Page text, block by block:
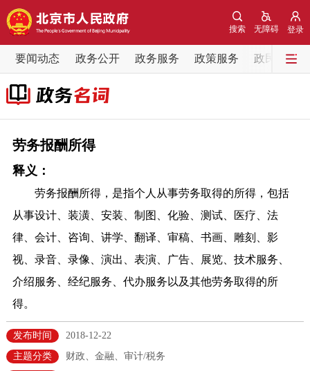
登录
无障碍
搜索
要闻动态 政务公开 政务服务 政策服务 政民互动
要闻动态
党中央精神
各区热点
政务公开
市领导 机构职能 政策服务
政策兑现 政策解读 回应关切
决策公开
政务服务
劳务报酬所得
释义：
劳务报酬所得，是指个人从事劳务取得的所得，包括
从事设计、装潢、安装、制图、化验、测试、医疗、法
律、会计、咨询、讲学、翻译、审稿、书画、雕刻、影
视、录音、录像、演出、表演、广告、展览、技术服务、
介绍服务、经纪服务、代办服务以及其他劳务取得的所
得。
发布时间
2018-12-22
主题分类
财政、金融、审计/税务